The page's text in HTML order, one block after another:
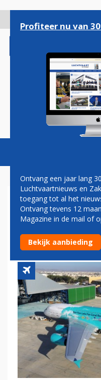
gaan
Magazine
HIFLY VINDT
VOOR
A380
Profiteer nu van
Ontvang een jaar lang
Luchtvaartnieuws en
toegang tot al het
Ontvang tevens 12
Magazine in de mail of
Bekijk aanbieding